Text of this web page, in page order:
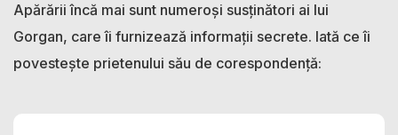
Apărării încă mai sunt numeroși susținători ai lui
Gorgan, care îi furnizează informații secrete. Iată ce îi
povestește prietenului său de corespondență: